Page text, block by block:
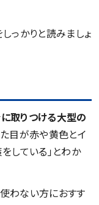
っかりと読みましょ
取りつける大型の
た目が赤や黄色とイ
している」とわか
わない方におすす